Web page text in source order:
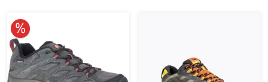
10% reduziert